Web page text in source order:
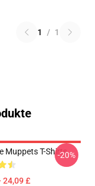
1 / 1
Muppets T-Shirts
24,09 £
-20%